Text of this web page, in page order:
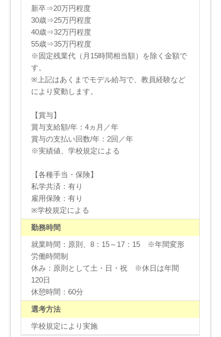
新卒⇒20万円程度
30歳⇒25万円程度
40歳⇒32万円程度
55歳⇒35万円程度
※固定残業代（月15時間相当額）を除く金額で
す。
※上記はあくまでモデル給与で、教員経験など
により変動します。
【賞与】
賞与支給額/年：4ヵ月／年
賞与の支払い回数/年：2回／年
※実績値、学校規定による
【各種手当・保険】
私学共済：有り
雇用保険：有り
※学校規定による
勤務時間
就業時間：原則、8：15～17：15 ※年間変形
労働時間制
休み：原則として土・日・祝 ※休日は年間
120日
休憩時間：60分
選考方法
学校規定により実施